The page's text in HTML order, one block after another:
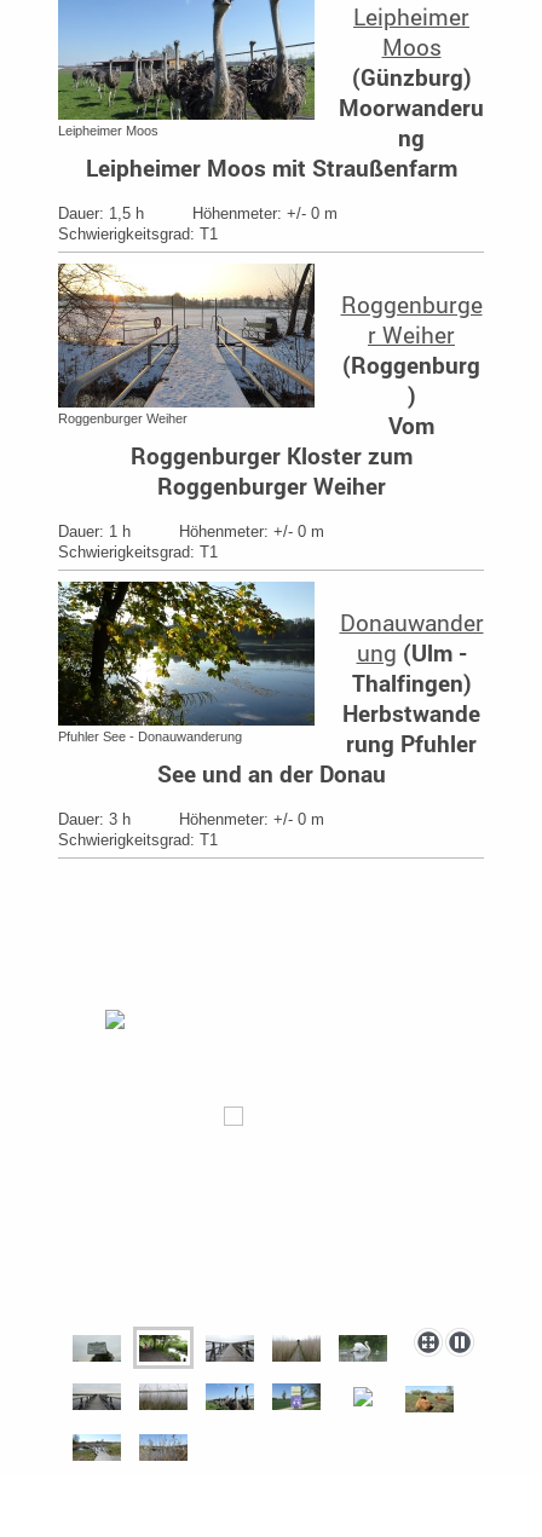
Leipheimer Moos
Leipheimer
Moos
(Günzburg)
Moorwanderu
ng
Leipheimer Moos mit Straußenfarm
Dauer: 1,5 h Höhenmeter: +/- 0 m
Schwierigkeitsgrad: T1
Roggenburger Weiher
Roggenburge
r Weiher
(Roggenburg
)
Vom
Roggenburger Kloster zum
Roggenburger Weiher
Dauer: 1 h Höhenmeter: +/- 0 m
Schwierigkeitsgrad: T1
Pfuhler See - Donauwanderung
Donauwander
ung (Ulm -
Thalfingen)
Herbstwande
rung Pfuhler
See und an der Donau
Dauer: 3 h Höhenmeter: +/- 0 m
Schwierigkeitsgrad: T1